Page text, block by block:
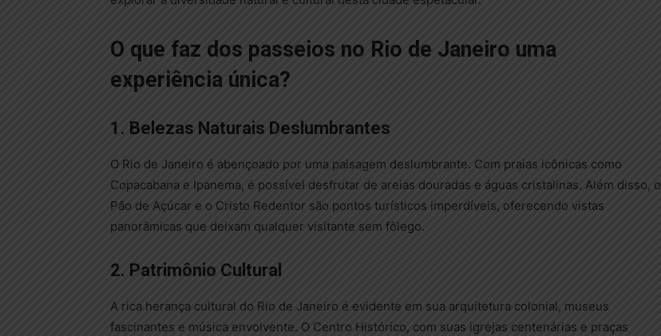
O que faz dos passeios no Rio de Janeiro uma
experiência única?
1. Belezas Naturais Deslumbrantes
O Rio de Janeiro é abençoado por uma paisagem deslumbrante. Com praias icônicas como
Copacabana e Ipanema, é possível desfrutar de areias douradas e águas cristalinas. Além disso, o
Pão de Açúcar e o Cristo Redentor são pontos turísticos imperdíveis, oferecendo vistas
panorâmicas que deixam qualquer visitante sem fôlego.
2. Patrimônio Cultural
A rica herança cultural do Rio de Janeiro é evidente em sua arquitetura colonial, museus
fascinantes e música envolvente. O Centro Histórico, com suas igrejas centenárias e praças